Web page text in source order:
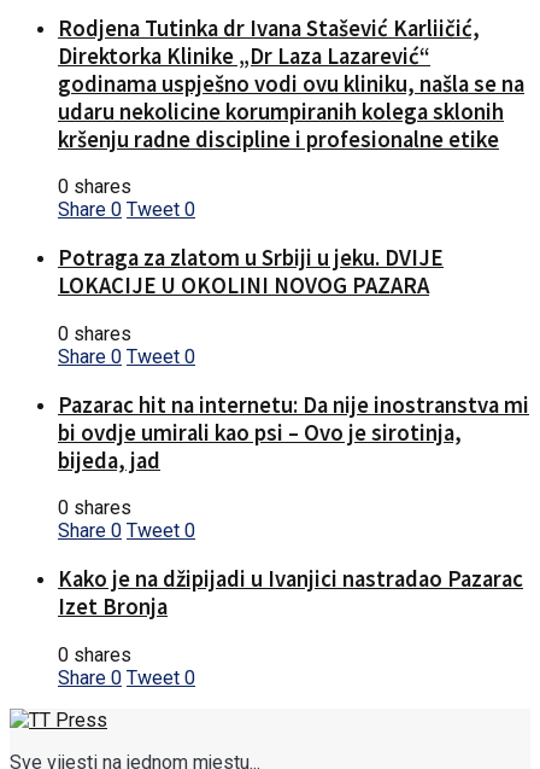
Rodjena Tutinka dr Ivana Stašević Karliičić,
Direktorka Klinike „Dr Laza Lazarević“
godinama uspješno vodi ovu kliniku, našla se na
udaru nekolicine korumpiranih kolega sklonih
kršenju radne discipline i profesionalne etike
0 shares
Share 0 Tweet 0
Potraga za zlatom u Srbiji u jeku. DVIJE
LOKACIJE U OKOLINI NOVOG PAZARA
0 shares
Share 0 Tweet 0
Pazarac hit na internetu: Da nije inostranstva mi
bi ovdje umirali kao psi – Ovo je sirotinja,
bijeda, jad
0 shares
Share 0 Tweet 0
Kako je na džipijadi u Ivanjici nastradao Pazarac
Izet Bronja
0 shares
Share 0 Tweet 0
Sve vijesti na jednom mjestu...